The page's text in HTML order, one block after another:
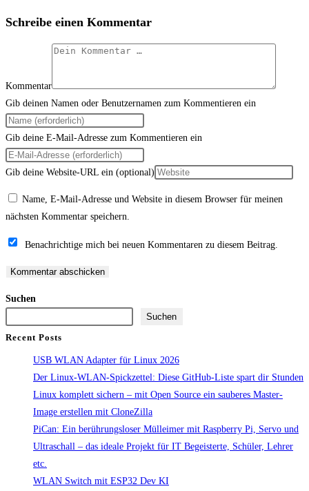
Schreibe einen Kommentar
Kommentar
Gib deinen Namen oder Benutzernamen zum Kommentieren ein
Gib deine E-Mail-Adresse zum Kommentieren ein
Gib deine Website-URL ein (optional)
Name, E-Mail-Adresse und Website in diesem Browser für meinen
nächsten Kommentar speichern.
Benachrichtige mich bei neuen Kommentaren zu diesem Beitrag.
Suchen
Suchen
Recent Posts
USB WLAN Adapter für Linux 2026
Der Linux-WLAN-Spickzettel: Diese GitHub-Liste spart dir Stunden
Linux komplett sichern – mit Open Source ein sauberes Master-
Image erstellen mit CloneZilla
PiCan: Ein berührungsloser Mülleimer mit Raspberry Pi, Servo und
Ultraschall – das ideale Projekt für IT Begeisterte, Schüler, Lehrer
etc.
WLAN Switch mit ESP32 Dev KI